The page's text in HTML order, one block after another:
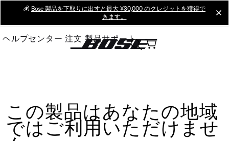
Main
💰 Bose 製品を下取りに出すと最大 ¥30,000 のクレジットを獲得で
きます。
ヘルプセンター 注文 製品サポート
この製品はあなたの地域
ではご利用いただけませ